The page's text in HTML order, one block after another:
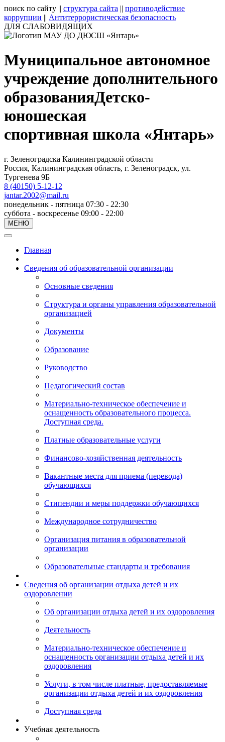
поиск по сайту || структура сайта || противодействие
коррупции || Антитеррористическая безопасность
ДЛЯ СЛАБОВИДЯЩИХ
Муниципальное автономное
учреждение дополнительного
образованияДетско-
юношеская
спортивная школа «Янтарь»
г. Зеленоградска Калининградской области
Россия, Калининградская область, г. Зеленоградск, ул.
Тургенева 9Б
8 (40150) 5-12-12
jantar.2002@mail.ru
понедельник - пятница 07:30 - 22:30
суббота - воскресенье 09:00 - 22:00
МЕНЮ
Главная
Сведения об образовательной организации
Основные сведения
Структура и органы управления образовательной
организацией
Документы
Образование
Руководство
Педагогический состав
Материально-техническое обеспечение и
оснащенность образовательного процесса.
Доступная среда.
Платные образовательные услуги
Финансово-хозяйственная деятельность
Вакантные места для приема (перевода)
обучающихся
Стипендии и меры поддержки обучающихся
Международное сотрудничество
Организация питания в образовательной
организации
Образовательные стандарты и требования
Сведения об организации отдыха детей и их
оздоровлении
Об организации отдыха детей и их оздоровления
Деятельность
Материально-техническое обеспечение и
оснащенность организации отдыха детей и их
оздоровления
Услуги, в том числе платные, предоставляемые
организации отдыха детей и их оздоровления
Доступная среда
Учебная деятельность